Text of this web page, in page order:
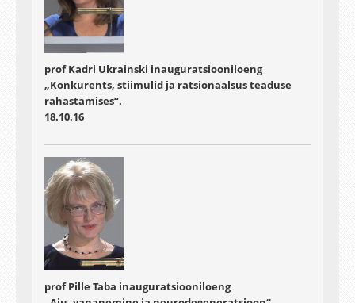
prof Kadri Ukrainski inauguratsiooniloeng
„Konkurents, stiimulid ja ratsionaalsus teaduse
rahastamises“.
18.10.16
prof Pille Taba inauguratsiooniloeng